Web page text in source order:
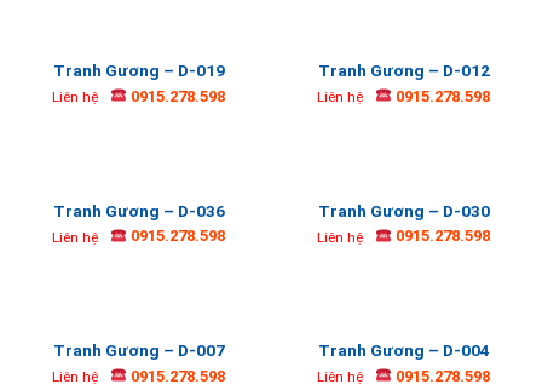
Tranh Gương – D-019
Liên hệ 0915.278.598
Tranh Gương – D-012
Liên hệ 0915.278.598
Tranh Gương – D-036
Liên hệ 0915.278.598
Tranh Gương – D-030
Liên hệ 0915.278.598
Tranh Gương – D-007
Liên hệ 0915.278.598
Tranh Gương – D-004
Liên hệ 0915.278.598